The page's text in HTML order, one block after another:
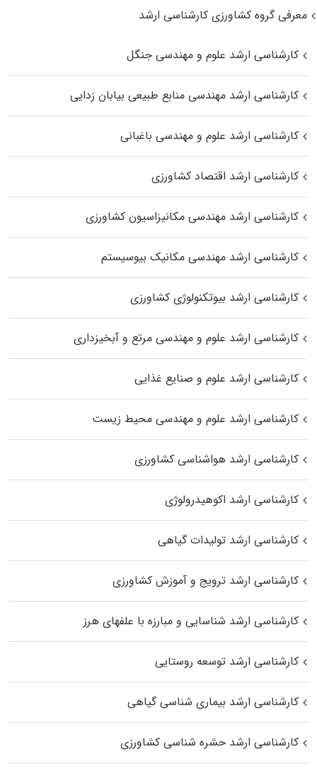
معرفی گروه کشاورزی کارشناسی ارشد
کارشناسی ارشد علوم و مهندسی جنگل
کارشناسی ارشد مهندسی منابع طبیعی بیابان زدایی
کارشناسی ارشد علوم و مهندسی باغبانی
کارشناسی ارشد اقتصاد کشاورزی
کارشناسی ارشد مهندسی مکانیزاسیون کشاورزی
کارشناسی ارشد مهندسی مکانیک بیوسیستم
کارشناسی ارشد بیوتکنولوژی کشاورزی
کارشناسی ارشد علوم و مهندسی مرتع و آبخیزداری
کارشناسی ارشد علوم و صنایع غذایی
کارشناسی ارشد علوم و مهندسی محیط زیست
کارشناسی ارشد هواشناسی کشاورزی
کارشناسی ارشد اکوهیدرولوژی
کارشناسی ارشد تولیدات گیاهی
کارشناسی ارشد ترویج و آموزش کشاورزی
کارشناسی ارشد شناسایی و مبارزه با علفهای هرز
کارشناسی ارشد توسعه روستایی
کارشناسی ارشد بیماری‌ شناسی گیاهی
کارشناسی ارشد حشره‌ شناسی کشاورزی